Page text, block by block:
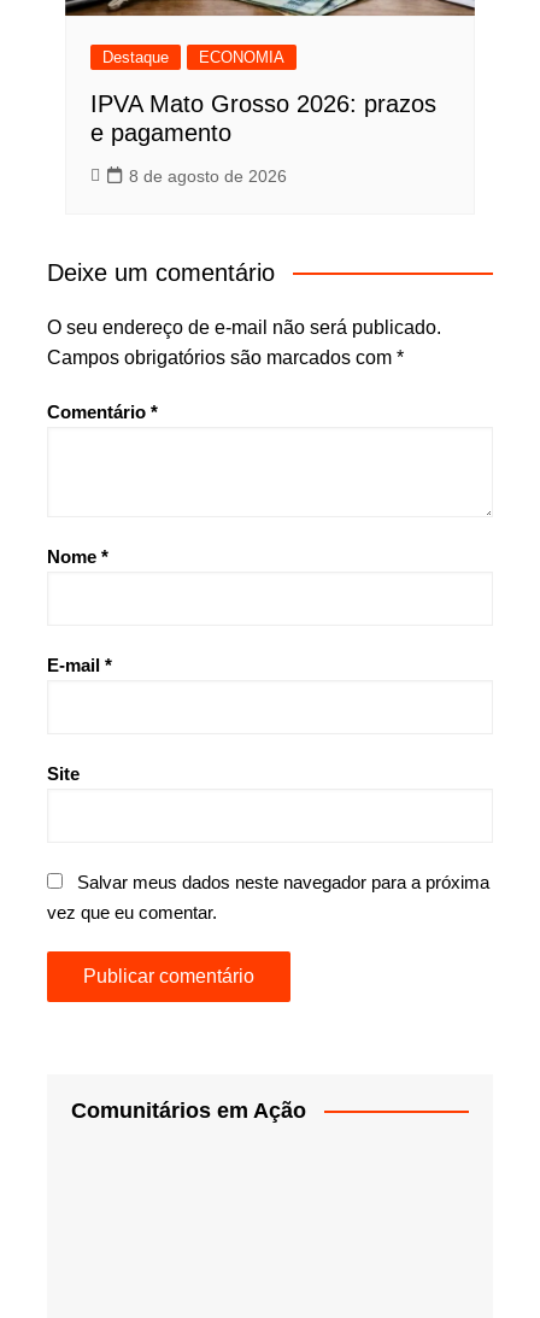
Destaque ECONOMIA
IPVA Mato Grosso 2026: prazos
e pagamento
8 de agosto de 2026
Deixe um comentário
O seu endereço de e-mail não será publicado.
Campos obrigatórios são marcados com *
Comentário *
Nome *
E-mail *
Site
Salvar meus dados neste navegador para a próxima
vez que eu comentar.
Comunitários em Ação